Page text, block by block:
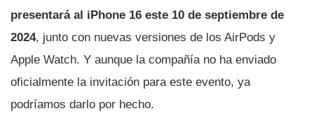
presentará al iPhone 16 este 10 de septiembre de
2024, junto con nuevas versiones de los AirPods y
Apple Watch. Y aunque la compañía no ha enviado
oficialmente la invitación para este evento, ya
podríamos darlo por hecho.